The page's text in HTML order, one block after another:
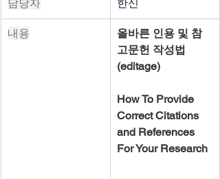
담당자 한신
내용
올바른 인용 및 참
고문헌 작성법
(editage)
How To Provide
Correct Citations
and References
For Your Research